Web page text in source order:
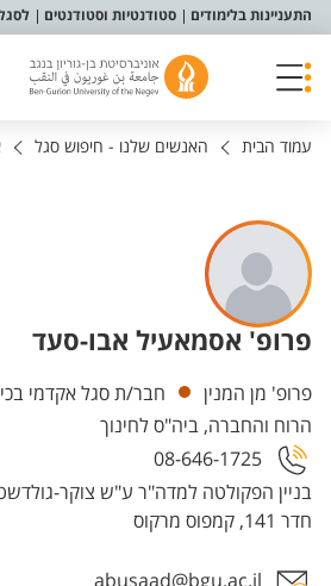
תפריט נגישות
התעניינות בלימודים סטודנטיות וסטודנטים
עמוד הבית האנשים שלנו - חיפוש סגל
פרופ' אסמאעיל אבו-סעד
יחידות
פרופ' מן המנין חבר/ת סגל אקדמי
הרוח והחברה, ביה"ס לחינוך
חדר 141, קמפוס מרקוס
08-646-1725
abusaad@bgu.ac.il